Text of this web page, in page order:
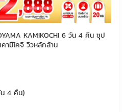
KAMIKOCHI 6 วัน 4 คืน ซุป
ามิโคจิ วิวหลักล้าน
4 คืน)